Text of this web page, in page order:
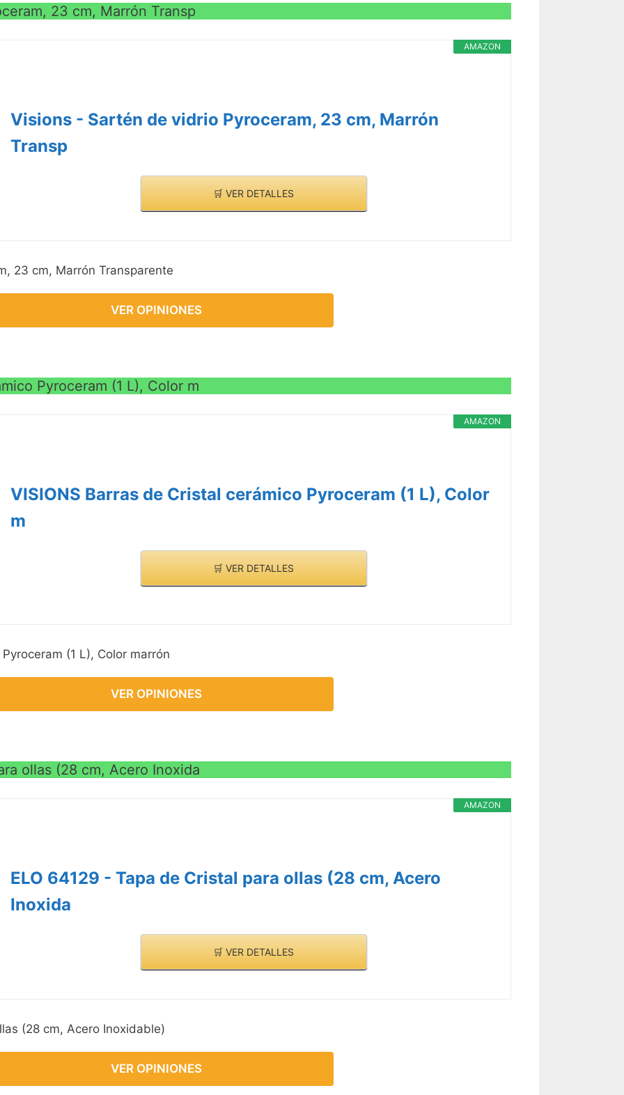
23 cm, Marrón Transp
AMAZON
Visions - Sartén de vidrio Pyroceram, 23 cm, Marrón
Transp
🛒 VER DETALLES
23 cm, Marrón Transparente
VER OPINIONES
Pyroceram (1 L), Color m
AMAZON
VISIONS Barras de Cristal cerámico Pyroceram (1 L), Color
m
🛒 VER DETALLES
(1 L), Color marrón
VER OPINIONES
ollas (28 cm, Acero Inoxida
AMAZON
ELO 64129 - Tapa de Cristal para ollas (28 cm, Acero
Inoxida
🛒 VER DETALLES
(28 cm, Acero Inoxidable)
VER OPINIONES